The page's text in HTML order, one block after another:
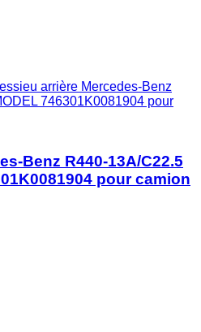
essieu arrière Mercedes-Benz
746301K0081904 pour
Benz R440-13A/C22.5
pour camion